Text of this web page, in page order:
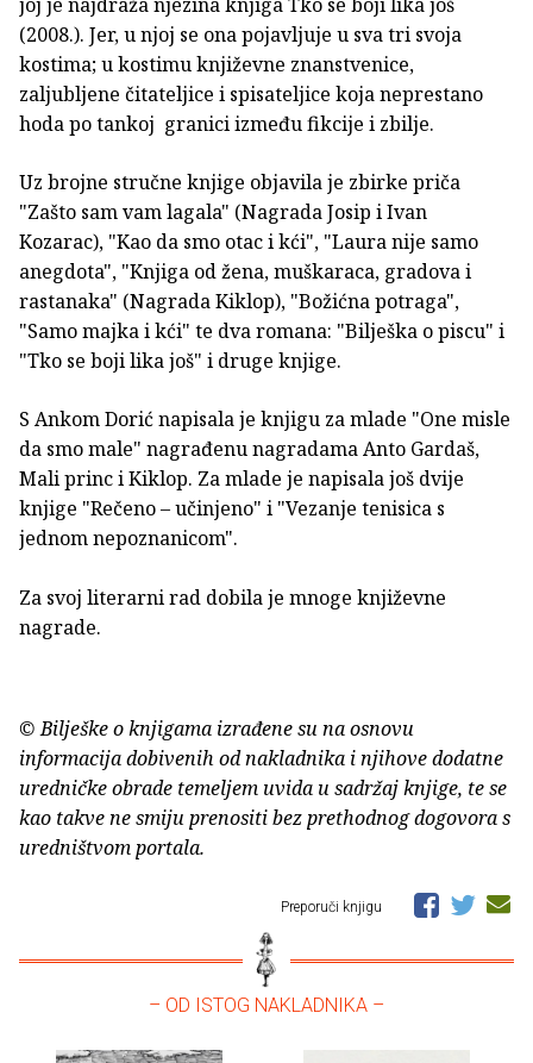
(2008.). Jer, u njoj se ona pojavljuje u sva tri svoja
kostima; u kostimu književne znanstvenice,
zaljubljene čitateljice i spisateljice koja neprestano
hoda po tankoj granici između fikcije i zbilje.
Uz brojne stručne knjige objavila je zbirke priča
"Zašto sam vam lagala" (Nagrada Josip i Ivan
Kozarac), "Kao da smo otac i kći", "Laura nije samo
anegdota", "Knjiga od žena, muškaraca, gradova i
rastanaka" (Nagrada Kiklop), "Božićna potraga",
"Samo majka i kći" te dva romana: "Bilješka o piscu" i
"Tko se boji lika još" i druge knjige.
S Ankom Dorić napisala je knjigu za mlade "One misle
da smo male" nagrađenu nagradama Anto Gardaš,
Mali princ i Kiklop. Za mlade je napisala još dvije
knjige "Rečeno – učinjeno" i "Vezanje tenisica s
jednom nepoznanicom".
Za svoj literarni rad dobila je mnoge književne
nagrade.
© Bilješke o knjigama izrađene su na osnovu
informacija dobivenih od nakladnika i njihove dodatne
uredničke obrade temeljem uvida u sadržaj knjige, te se
kao takve ne smiju prenositi bez prethodnog dogovora s
uredništvom portala.
Preporuči knjigu
– OD ISTOG NAKLADNIKA –